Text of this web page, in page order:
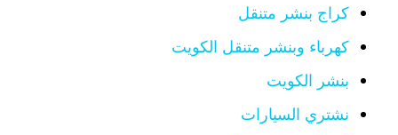
كراج بنشر متنقل
كهرباء وبنشر متنقل الكويت
بنشر الكويت
نشتري السيارات